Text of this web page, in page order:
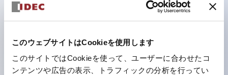
このウェブサイトはCookieを使用します
このサイトではCookieを使って、ユーザーに合わせたコ
ンテンツや広告の表示、トラフィックの分析を行ってい
1つで6色の役をこなすLED球（LSRD球）。これまで色
ごとに分かれていたLED球を、1色のLED球で各色を表
現できるようにしました。
表示灯（角平形）の点灯/消灯の認識および、点灯時の